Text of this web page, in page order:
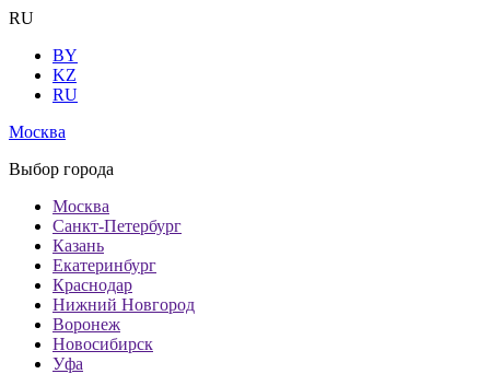
RU
BY
KZ
RU
Москва
Выбор города
Москва
Санкт-Петербург
Казань
Екатеринбург
Краснодар
Нижний Новгород
Воронеж
Новосибирск
Уфа